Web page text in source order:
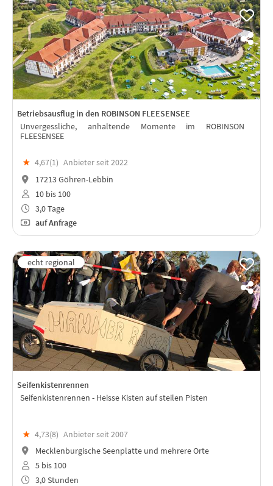
Betriebsausflug in den ROBINSON FLEESENSEE
Unvergessliche, anhaltende Momente im ROBINSON
FLEESENSEE
★ 4,67(1) Anbieter seit 2022
17213 Göhren-Lebbin
10 bis 100
3,0 Tage
auf Anfrage
Seifenkistenrennen
Seifenkistenrennen - Heisse Kisten auf steilen Pisten
★ 4,73(8) Anbieter seit 2007
Mecklenburgische Seenplatte und mehrere Orte
5 bis 100
3,0 Stunden